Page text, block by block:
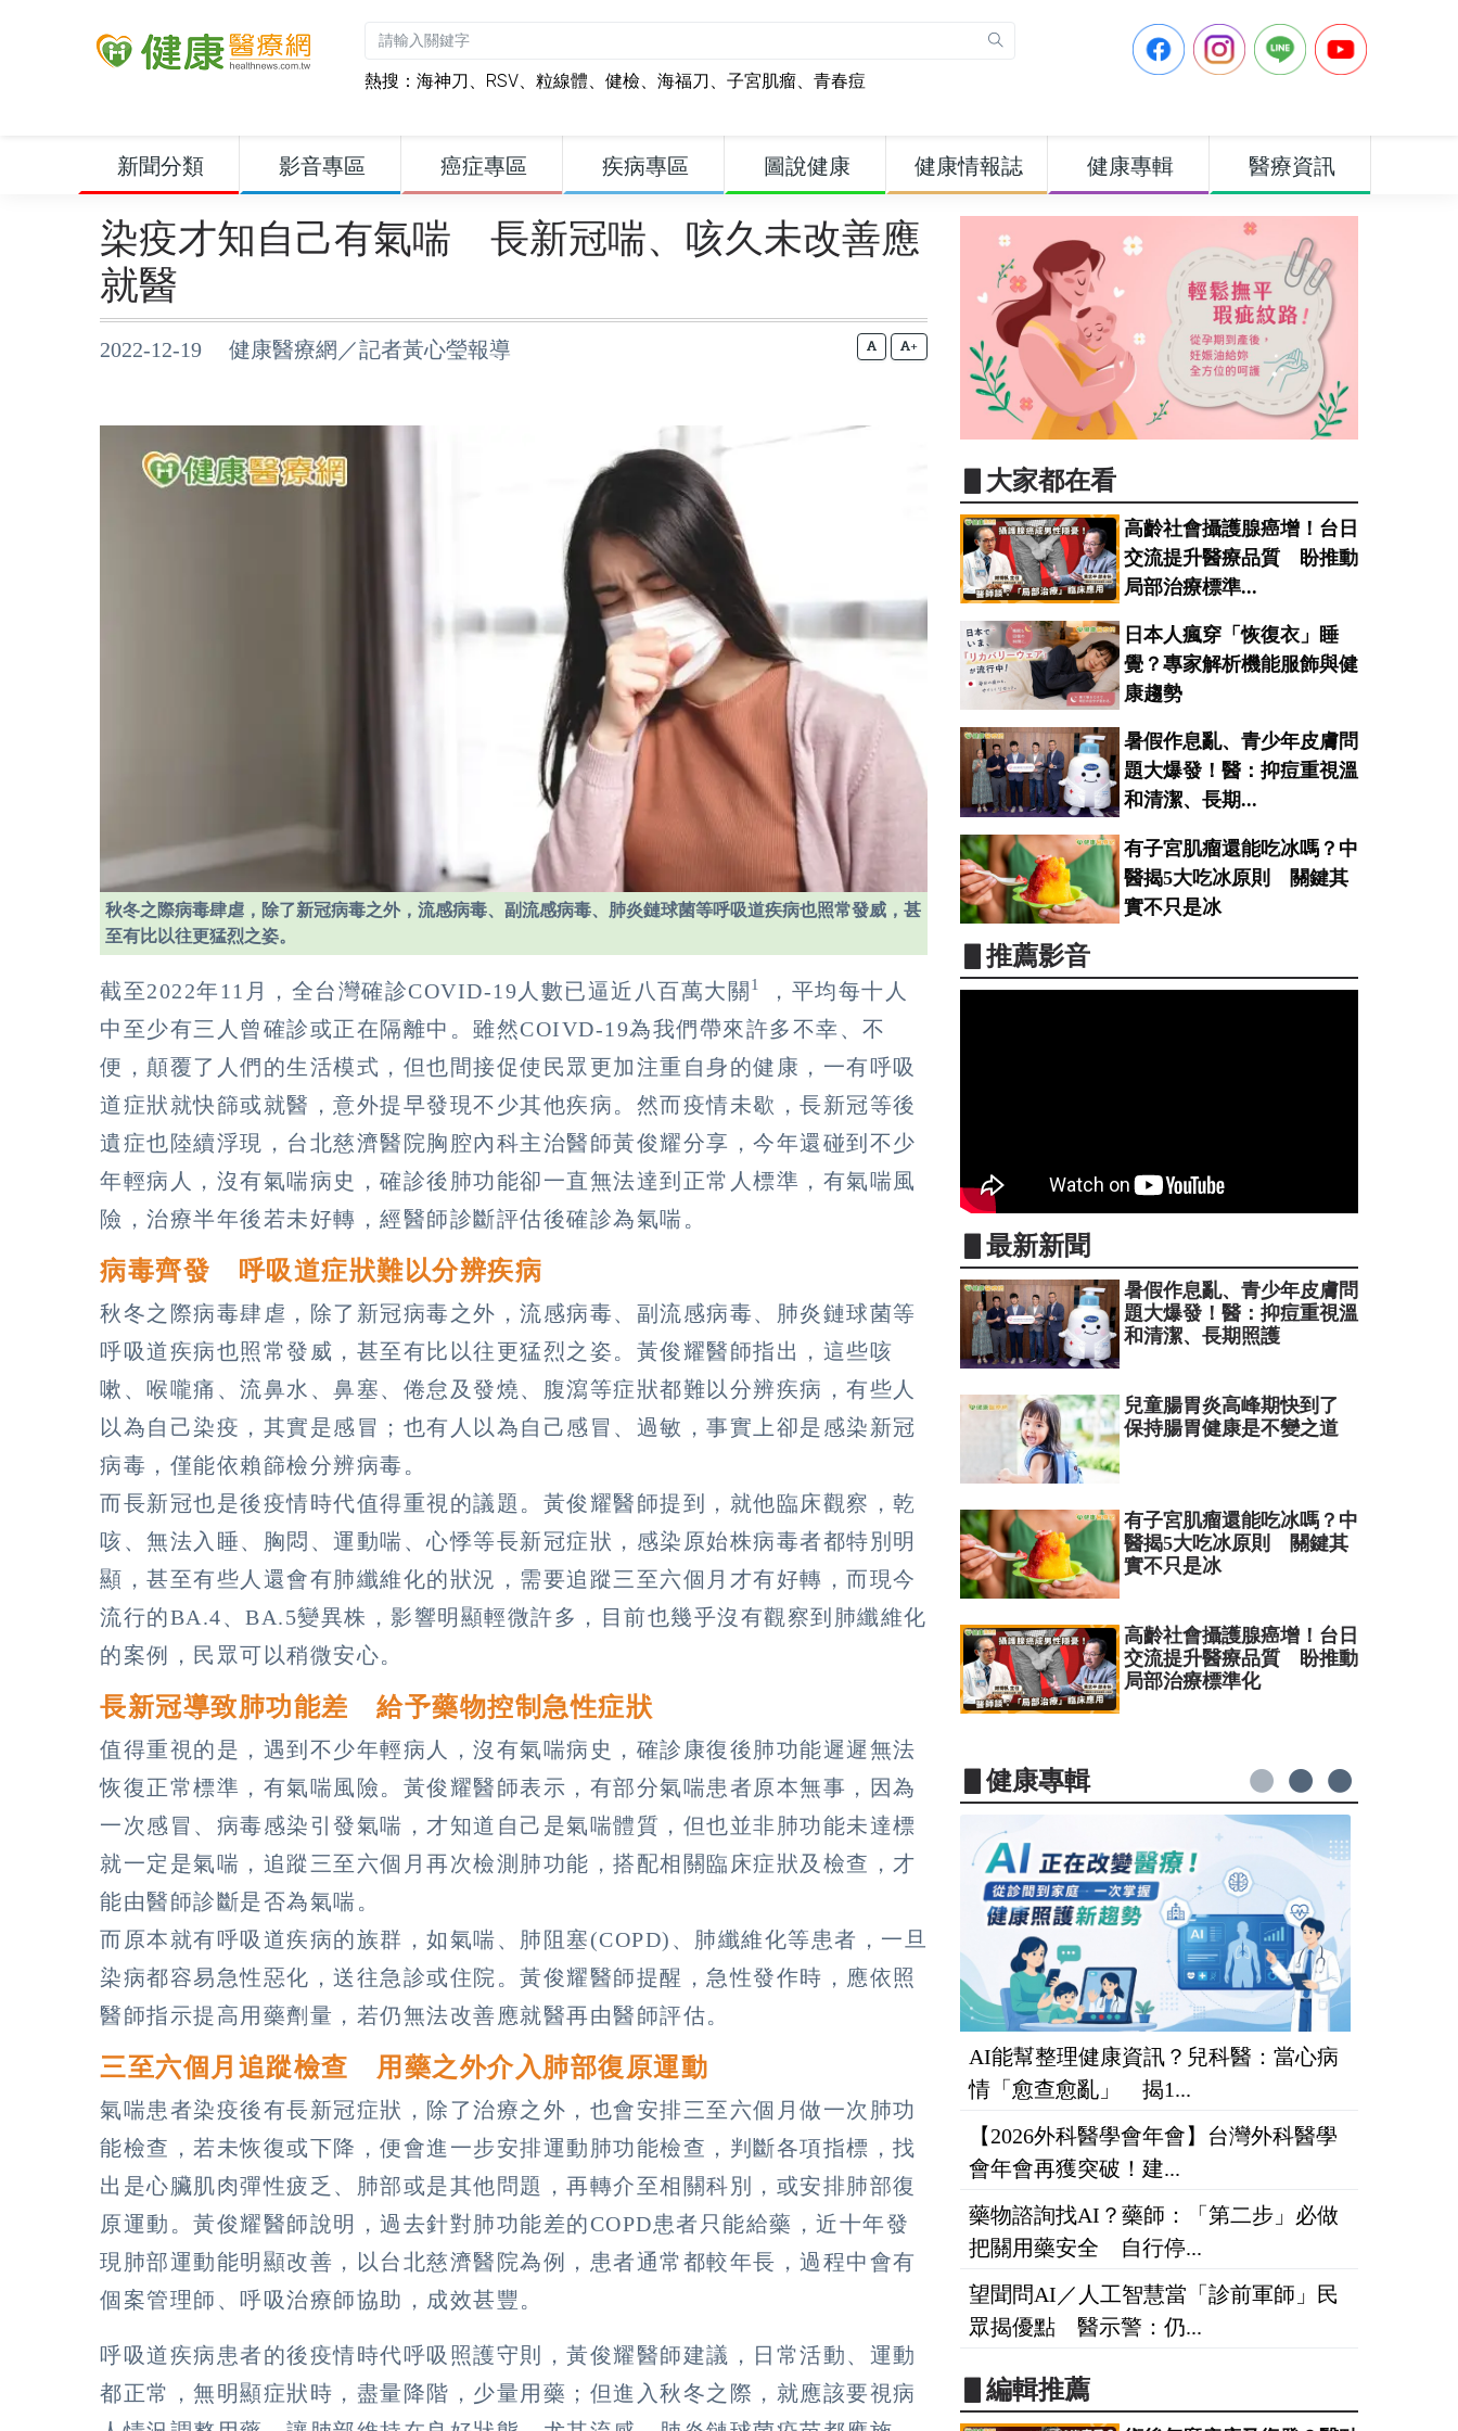
熱搜： 海神刀 、 RSV、 粒線體、 健檢、 海福刀 、 子宮肌瘤、 青春痘
新聞分類 影音專區 癌症專區 疾病專區 圖說健康 健康情報誌 健康專輯 醫療資訊
染疫才知自己有氣喘 長新冠喘、咳久未改善應
就醫
2022-12-19 健康醫療網／記者黃心瑩報導 +
秋冬之際病毒肆虐，除了新冠病毒之外，流感病毒、副流感病毒、肺炎鏈球菌等呼吸道疾病也照常發威，甚
至有比以往更猛烈之姿。
截至2022年11月，全台灣確診COVID-19人數已逼近八百萬大關 1
，平均每十人
中至少有三人曾確診或正在隔離中。雖然COIVD-19為我們帶來許多不幸、不
便，顛覆了人們的生活模式，但也間接促使民眾更加注重自身的健康，一有呼吸
道症狀就快篩或就醫，意外提早發現不少其他疾病。然而疫情未歇，長新冠等後
遺症也陸續浮現，台北慈濟醫院胸腔內科主治醫師黃俊耀分享，今年還碰到不少
年輕病人，沒有氣喘病史，確診後肺功能卻一直無法達到正常人標準，有氣喘風
險，治療半年後若未好轉，經醫師診斷評估後確診為氣喘。
病毒齊發 呼吸道症狀難以分辨疾病
秋冬之際病毒肆虐，除了新冠病毒之外，流感病毒、副流感病毒、肺炎鏈球菌等
呼吸道疾病也照常發威，甚至有比以往更猛烈之姿。黃俊耀醫師指出，這些咳
嗽、喉嚨痛、流鼻水、鼻塞、倦怠及發燒、腹瀉等症狀都難以分辨疾病，有些人
以為自己染疫，其實是感冒；也有人以為自己感冒、過敏，事實上卻是感染新冠
病毒，僅能依賴篩檢分辨病毒。
而長新冠也是後疫情時代值得重視的議題。黃俊耀醫師提到，就他臨床觀察，乾
咳、無法入睡、胸悶、運動喘、心悸等長新冠症狀，感染原始株病毒者都特別明
顯，甚至有些人還會有肺纖維化的狀況，需要追蹤三至六個月才有好轉，而現今
流行的BA.4、BA.5變異株，影響明顯輕微許多，目前也幾乎沒有觀察到肺纖維化
的案例，民眾可以稍微安心。
長新冠導致肺功能差 給予藥物控制急性症狀
值得重視的是，遇到不少年輕病人，沒有氣喘病史，確診康復後肺功能遲遲無法
恢復正常標準，有氣喘風險。黃俊耀醫師表示，有部分氣喘患者原本無事，因為
一次感冒、病毒感染引發氣喘，才知道自己是氣喘體質，但也並非肺功能未達標
就一定是氣喘，追蹤三至六個月再次檢測肺功能，搭配相關臨床症狀及檢查，才
能由醫師診斷是否為氣喘。
而原本就有呼吸道疾病的族群，如氣喘、肺阻塞(COPD)、肺纖維化等患者，一旦
染病都容易急性惡化，送往急診或住院。黃俊耀醫師提醒，急性發作時，應依照
醫師指示提高用藥劑量，若仍無法改善應就醫再由醫師評估。
三至六個月追蹤檢查 用藥之外介入肺部復原運動
氣喘患者染疫後有長新冠症狀，除了治療之外，也會安排三至六個月做一次肺功
能檢查，若未恢復或下降，便會進一步安排運動肺功能檢查，判斷各項指標，找
出是心臟肌肉彈性疲乏、肺部或是其他問題，再轉介至相關科別，或安排肺部復
原運動。黃俊耀醫師說明，過去針對肺功能差的COPD患者只能給藥，近十年發
現肺部運動能明顯改善，以台北慈濟醫院為例，患者通常都較年長，過程中會有
個案管理師、呼吸治療師協助，成效甚豐。
呼吸道疾病患者的後疫情時代呼吸照護守則，黃俊耀醫師建議，日常活動、運動
都正常，無明顯症狀時，盡量降階，少量用藥；但進入秋冬之際，就應該要視病
▋大家都在看
高齡社會攝護腺癌增！台日
交流提升醫療品質 盼推動
局部治療標準...
日本人瘋穿「恢復衣」睡
覺？專家解析機能服飾與健
康趨勢
暑假作息亂、青少年皮膚問
題大爆發！醫：抑痘重視溫
和清潔、長期...
有子宮肌瘤還能吃冰嗎？中
醫揭5大吃冰原則 關鍵其
實不只是冰
▋推薦影音
▋最新新聞
暑假作息亂、青少年皮膚問
題大爆發！醫：抑痘重視溫
和清潔、長期照護
兒童腸胃炎高峰期快到了
保持腸胃健康是不變之道
有子宮肌瘤還能吃冰嗎？中
醫揭5大吃冰原則 關鍵其
實不只是冰
高齡社會攝護腺癌增！台日
交流提升醫療品質 盼推動
局部治療標準化
▋健康專輯
AI能幫整理健康資訊？兒科醫：當心病
情「愈查愈亂」 揭1...
【2026外科醫學會年會】台灣外科醫學
會年會再獲突破！建...
藥物諮詢找AI？藥師：「第二步」必做
把關用藥安全 自行停...
望聞問AI／人工智慧當「診前軍師」民
眾揭優點 醫示警：仍...
▋編輯推薦